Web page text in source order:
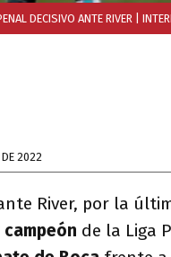
DECISIVO ANTE RIVER |
DE 2022
River, por la
de la Liga